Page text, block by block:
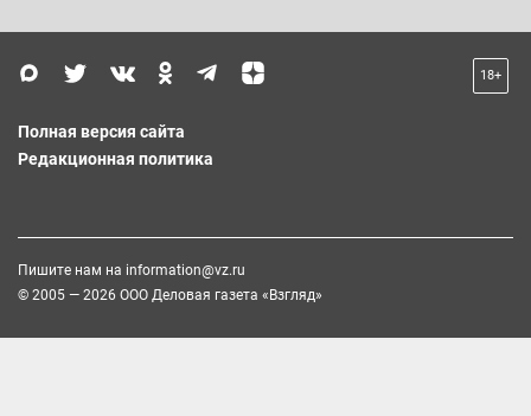
18+
Полная версия сайта
Редакционная политика
Пишите нам на information@vz.ru
© 2005 — 2026 ООО Деловая газета «Взгляд»